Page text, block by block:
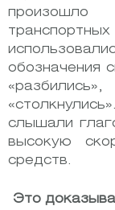
обозначения
слышали
высокую
средств.
Это